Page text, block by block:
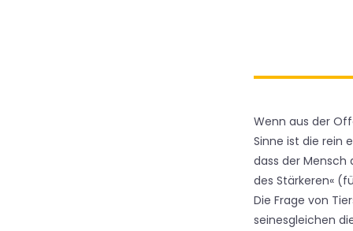
Wenn aus der
Sinne ist die rein
dass der Mensch
des Stärkeren«
Die Frage von
seinesgleichen